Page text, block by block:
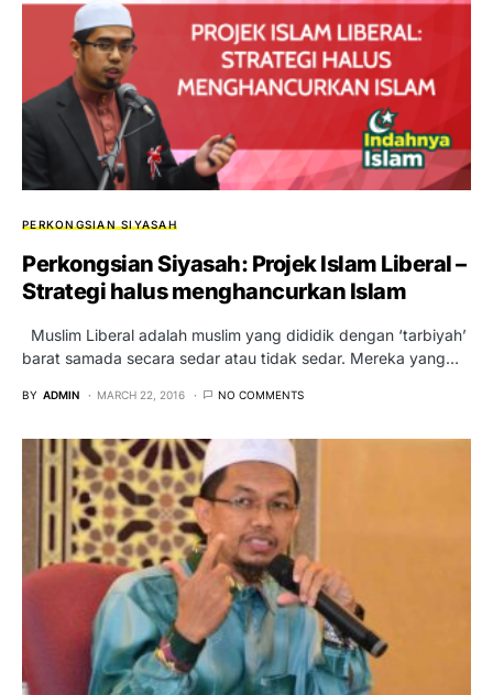
PERKONGSIAN SIYASAH
Perkongsian Siyasah: Projek Islam Liberal –
Strategi halus menghancurkan Islam
Muslim Liberal adalah muslim yang dididik dengan ‘tarbiyah’
barat samada secara sedar atau tidak sedar. Mereka yang…
BY ADMIN MARCH 22, 2016 NO COMMENTS